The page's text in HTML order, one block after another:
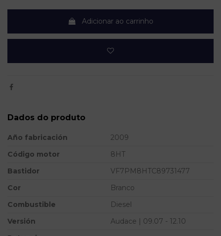
Adicionar ao carrinho
Dados do produto
Año fabricación
2009
Código motor
8HT
Bastidor
VF7PM8HTC89731477
Cor
Branco
Combustible
Diesel
Versión
Audace | 09.07 - 12.10